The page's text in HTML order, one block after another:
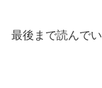
最後まで読んで